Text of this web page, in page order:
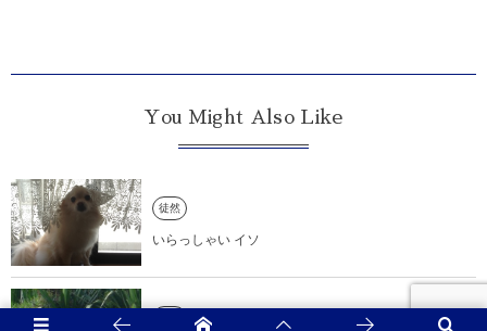
You Might Also Like
徒然
いらっしゃい イソ